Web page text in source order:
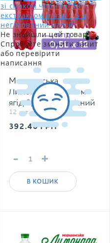
зі смаком чорниці та
екстрактом м'яти 1,5 л
негазований напій
Не знайшли цей товар?
Спробуйте змінити запит
або перевірити
написання
Моршинська
Лимонада зі смаком
ягід 0,5 л соковмісний
середньогазований
напій
12 шт. в уп.
392.40ГРН
- +
В КОШИК